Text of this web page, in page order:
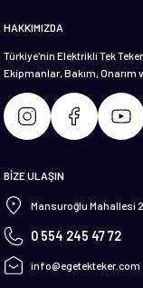
HAKKIMIZDA
Türkiye'nin Elektrikli Tek
Ekipmanlar, Bakım, Onarım
BİZE ULAŞIN
Mansuroğlu Mahallesi
0 554 245 47 72
info@egetekteker.com